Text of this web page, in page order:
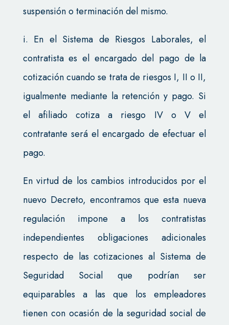
suspensión o terminación del mismo.
i. En el Sistema de Riesgos Laborales, el
contratista es el encargado del pago de la
cotización cuando se trata de riesgos I, II o II,
igualmente mediante la retención y pago. Si
el afiliado cotiza a riesgo IV o V el
contratante será el encargado de efectuar el
pago.
En virtud de los cambios introducidos por el
nuevo Decreto, encontramos que esta nueva
regulación impone a los contratistas
independientes obligaciones adicionales
respecto de las cotizaciones al Sistema de
Seguridad Social que podrían ser
equiparables a las que los empleadores
tienen con ocasión de la seguridad social de